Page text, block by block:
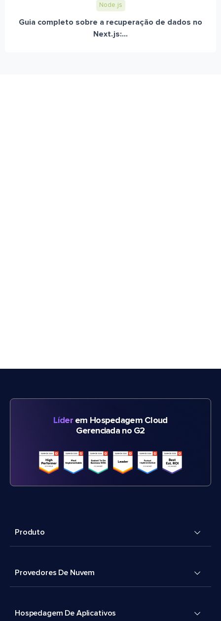
Node.js
Guia completo sobre a recuperação de dados no
Next.js:...
Líderem Hospedagem Cloud
Gerenciada no G2
Produto
Provedores De Nuvem
Hospedagem De Aplicativos